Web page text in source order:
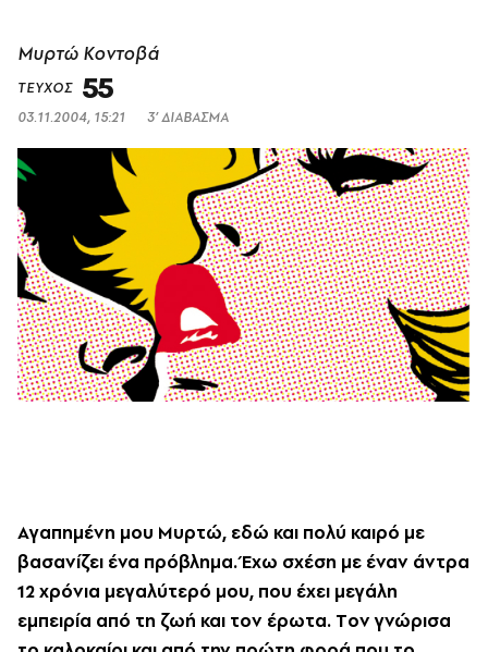
Μυρτώ Κοντοβά
ΤΕΥΧΟΣ 55
03.11.2004, 15:21 3’ ΔΙΑΒΑΣΜΑ
Aγαπημένη μου Mυρτώ, εδώ και πολύ καιρό με
βασανίζει ένα πρόβλημα. Έχω σχέση με έναν άντρα
12 χρόνια μεγαλύτερό μου, που έχει μεγάλη
εμπειρία από τη ζωή και τον έρωτα. Tον γνώρισα